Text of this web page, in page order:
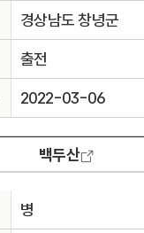
경상남도 창녕군
출전
2022-03-06
백두산
병